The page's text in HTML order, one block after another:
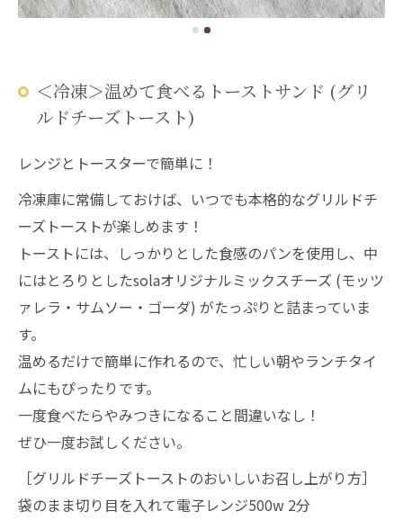
＜冷凍＞温めて食べるトーストサンド (グリ
ルドチーズトースト)
レンジとトースターで簡単に！
冷凍庫に常備しておけば、いつでも本格的なグリルドチ
ーズトーストが楽しめます！
トーストには、しっかりとした食感のパンを使用し、中
にはとろりとしたsolaオリジナルミックスチーズ (モッツ
ァレラ・サムソー・ゴーダ) がたっぷりと詰まっていま
す。
温めるだけで簡単に作れるので、忙しい朝やランチタイ
ムにもぴったりです。
一度食べたらやみつきになること間違いなし！
ぜひ一度お試しください。
［グリルドチーズトーストのおいしいお召し上がり方］
袋のまま切り目を入れて電子レンジ500w 2分